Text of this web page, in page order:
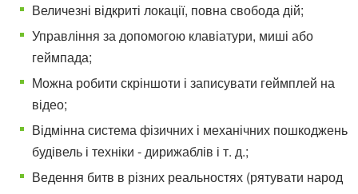
Величезні відкриті локації, повна свобода дій;
Управління за допомогою клавіатури, миші або
геймпада;
Можна робити скріншоти і записувати геймплей на
відео;
Відмінна система фізичних і механічних пошкоджень
будівель і техніки - дирижаблів і т. д.;
Ведення битв в різних реальностях (рятувати народ